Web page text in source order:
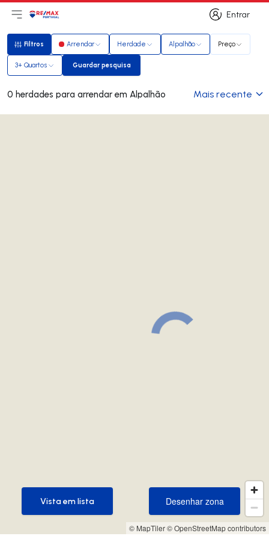
Entrar
Entrar
Abri menu principal
LogoIr para página inicial
Filtros
Filtros Arrendar Herdade Alpalhão Preço
3+ Quartos Guardar pesquisa
Guardar pesquisa
0 herdades para arrendar em Alpalhão Mais recente
© MapTiler© OpenStreetMap contributors
Desenhar zona
Desenhar zona
Vista em lista
Vista em lista